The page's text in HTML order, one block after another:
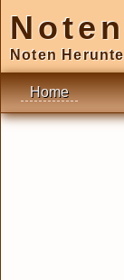
Noten
Home